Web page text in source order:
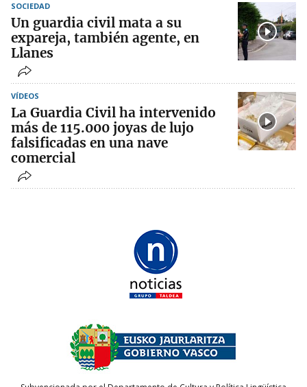
SOCIEDAD
Un guardia civil mata a su
expareja, también agente, en
Llanes
VÍDEOS
La Guardia Civil ha intervenido
más de 115.000 joyas de lujo
falsificadas en una nave
comercial